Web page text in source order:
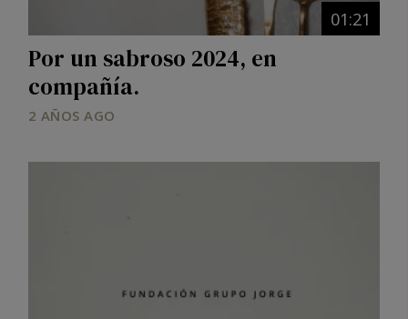
01:21
Por un sabroso 2024, en
compañía.
2 AÑOS AGO